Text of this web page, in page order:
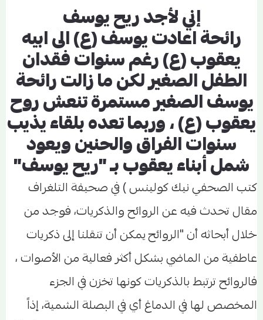
إني لأجد ريح يوسف
رائحة اعادت يوسف (ع) الى ابيه
يعقوب (ع) رغم سنوات فقدان
الطفل الصغير لكن ما زالت رائحة
يوسف الصغير مستمرة تنعش روح
يعقوب (ع) ، وربما تعده بلقاء يذيب
سنوات الفراق والحنين ويعود
شمل أبناء يعقوب بـ "ريح يوسف"
كتب الصحفي نيك كولينس)في صحيفة التلغراف
مقال تحدث فيه عن الروائح والذكريات، فوجد من
خلال أبحاثه أن "الروائح يمكن أن تنقلنا إلى ذكريات
عاطفية من الماضي بشكل أكثر فعالية من الأصوات ،
فالروائح ترتبط بالذكريات كونها تخزن في الجزء
المخصص لها في الدماغ أي في البصلة الشمية، إذاً